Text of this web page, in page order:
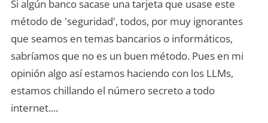
Si algún banco sacase una tarjeta que usase este
método de 'seguridad', todos, por muy ignorantes
que seamos en temas bancarios o informáticos,
sabríamos que no es un buen método. Pues en mi
opinión algo así estamos haciendo con los LLMs,
estamos chillando el número secreto a todo
internet....